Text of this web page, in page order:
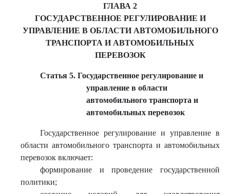
ГЛАВА 2
ГОСУДАРСТВЕННОЕ РЕГУЛИРОВАНИЕ И
УПРАВЛЕНИЕ В ОБЛАСТИ АВТОМОБИЛЬНОГО
ТРАНСПОРТА И АВТОМОБИЛЬНЫХ
ПЕРЕВОЗОК
Статья 5. Государственное регулирование и
управление в области
автомобильного транспорта и
автомобильных перевозок
Государственное регулирование и управление в
области автомобильного транспорта и автомобильных
перевозок включает:
формирование и проведение государственной
политики;